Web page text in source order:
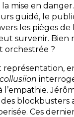
mise en
guidé, le
les pièges de
survenir. Bien
orchestrée ?
représentation,
collusiion
l’empathie.
des
Ces